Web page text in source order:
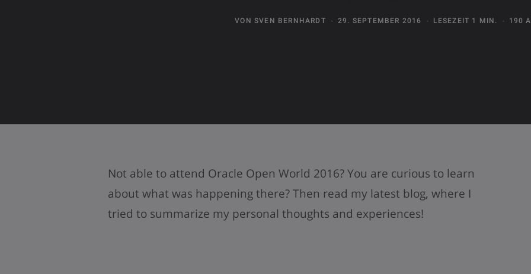
VON SVEN BERNHARDT 29. SEPTEMBER 2016 LESEZEIT 1 MIN. 190
Not able to attend Oracle Open World 2016? You are curious to learn
about what was happening there? Then read my latest blog, where I
tried to summarize my personal thoughts and experiences!